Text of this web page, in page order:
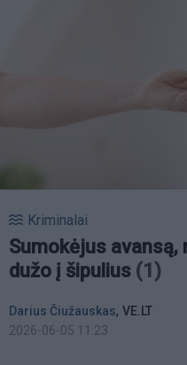
Kriminalai
Sumokėjus avansą,
dužo į šipulius (1)
Darius Čiužauskas, VE.LT
2026-06-05 11:23